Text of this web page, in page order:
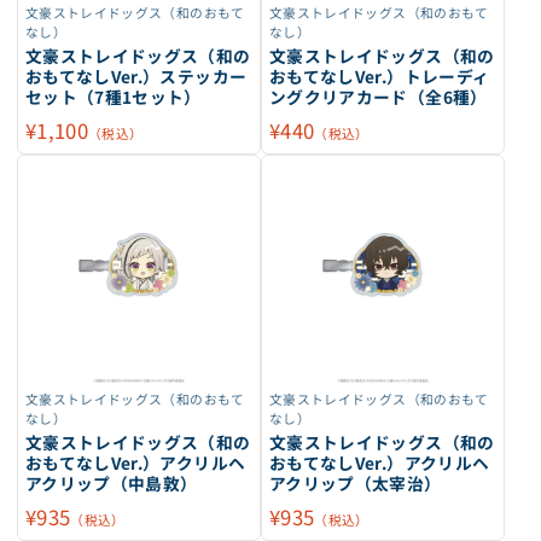
文豪ストレイドッグス（和のおもて
なし）
文豪ストレイドッグス（和の
おもてなしVer.）ステッカー
セット（7種1セット）
¥1,100 （税込）
文豪ストレイドッグス（和のおもて
なし）
文豪ストレイドッグス（和の
おもてなしVer.）トレーディ
ングクリアカード（全6種）
¥440 （税込）
文豪ストレイドッグス（和のおもて
なし）
文豪ストレイドッグス（和の
おもてなしVer.）アクリルヘ
アクリップ（中島敦）
¥935 （税込）
文豪ストレイドッグス（和のおもて
なし）
文豪ストレイドッグス（和の
おもてなしVer.）アクリルヘ
アクリップ（太宰治）
¥935 （税込）